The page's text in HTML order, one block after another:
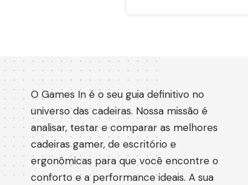
O Games In é o seu guia definitivo no
universo das cadeiras. Nossa missão é
analisar, testar e comparar as melhores
cadeiras gamer, de escritório e
ergonômicas para que você encontre o
conforto e a performance ideais. A sua